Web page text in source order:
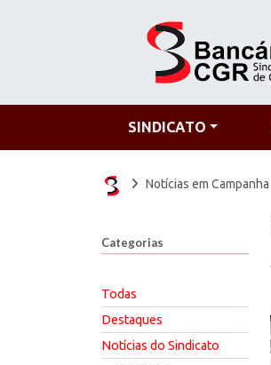
SINDICATO
Notícias em Campanha
Categorias
Todas
Destaques
Notícias do Sindicato